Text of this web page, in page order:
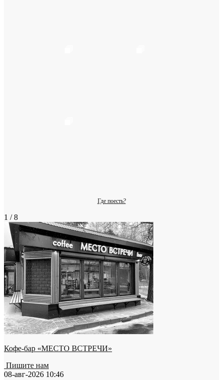
Где поесть?
1 / 8
Кофе-бар «МЕСТО ВСТРЕЧИ»
Пишите нам
08-авг-2026 10:46